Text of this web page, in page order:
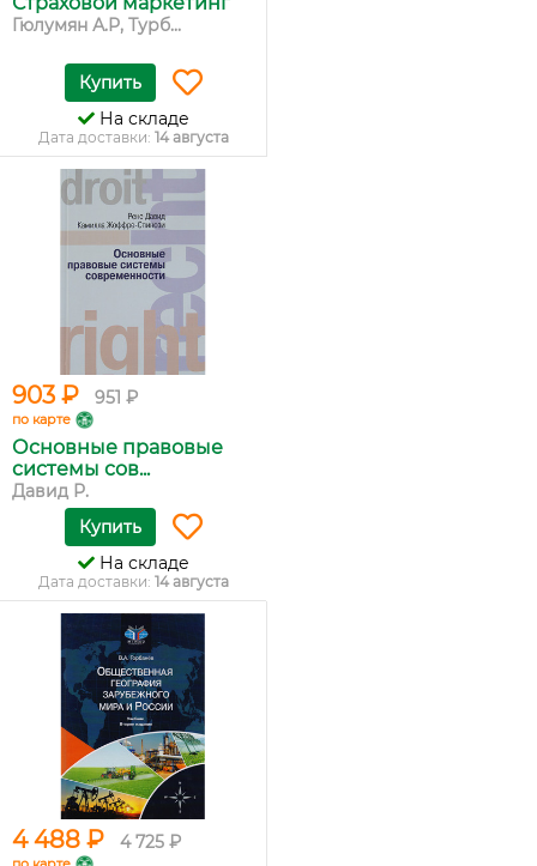
Гюлумян А.Р, Турб...
Купить
На складе
Дата доставки: 14 августа
903 ₽ 951 ₽
по карте
Основные правовые
системы сов...
Давид Р.
Купить
На складе
Дата доставки: 14 августа
4 488 ₽ 4 725 ₽